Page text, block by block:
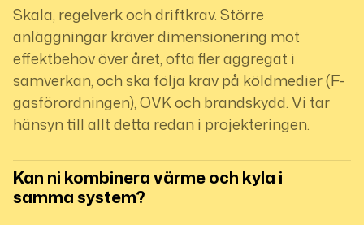
Skala, regelverk och driftkrav. Större
anläggningar kräver dimensionering mot
effektbehov över året, ofta fler aggregat i
samverkan, och ska följa krav på köldmedier (F-
gasförordningen), OVK och brandskydd. Vi tar
hänsyn till allt detta redan i projekteringen.
Kan ni kombinera värme och kyla i
samma system?